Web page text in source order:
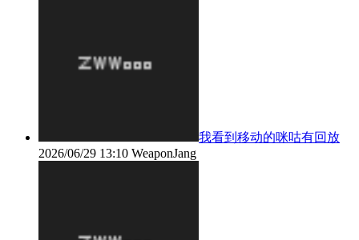
我看到移动的咪咕有回放
2026/06/29 13:10 WeaponJang